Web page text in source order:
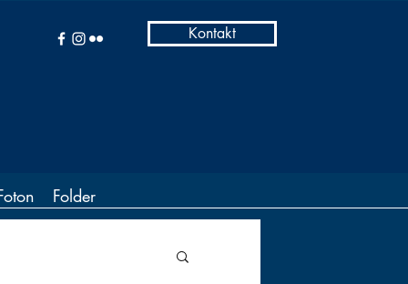
Kontakt
Folder